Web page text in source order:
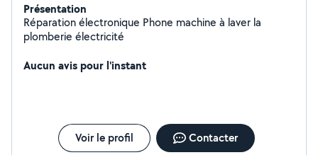
Présentation
Réparation électronique Phone machine à laver la
plomberie électricité
Aucun avis pour l'instant
Voir le profil Contacter